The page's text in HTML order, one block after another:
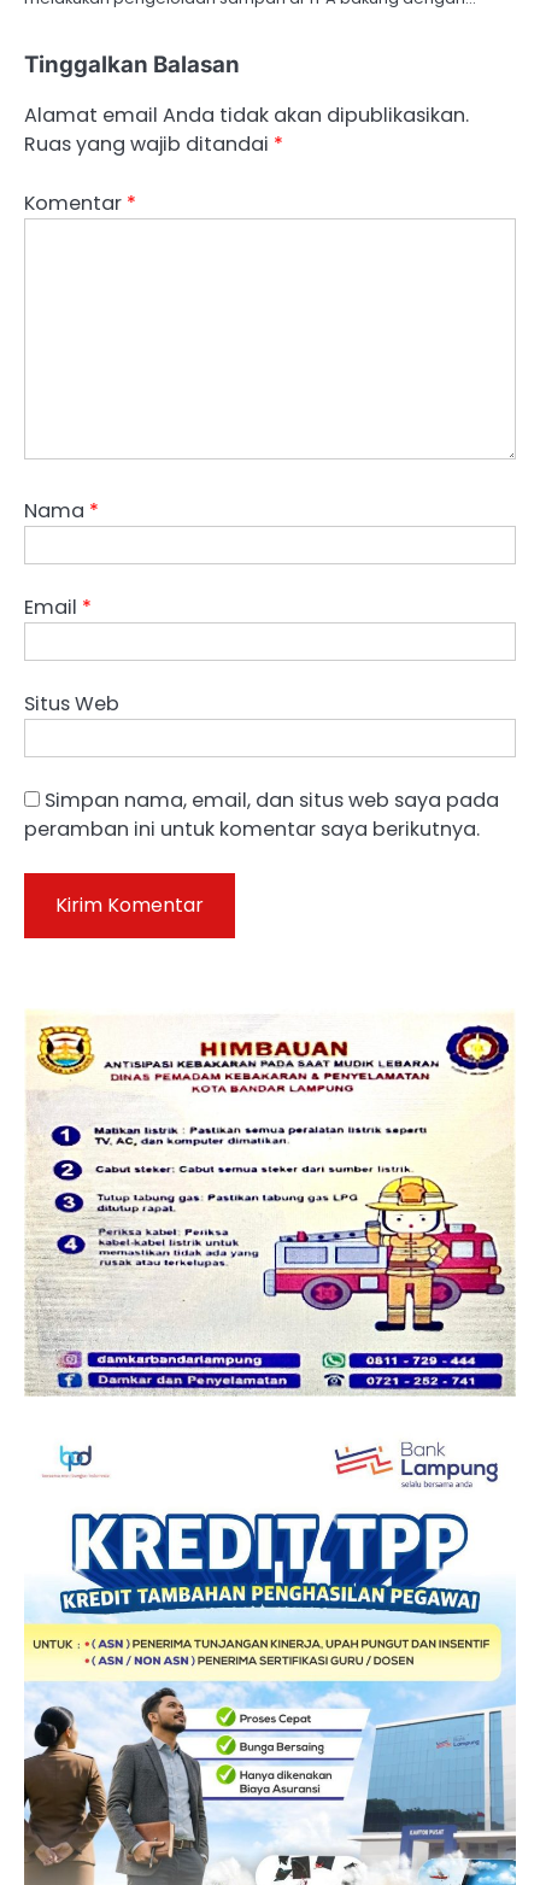
Tinggalkan Balasan
Alamat email Anda tidak akan dipublikasikan.
Ruas yang wajib ditandai *
Komentar *
Nama *
Email *
Situs Web
Simpan nama, email, dan situs web saya pada
peramban ini untuk komentar saya berikutnya.